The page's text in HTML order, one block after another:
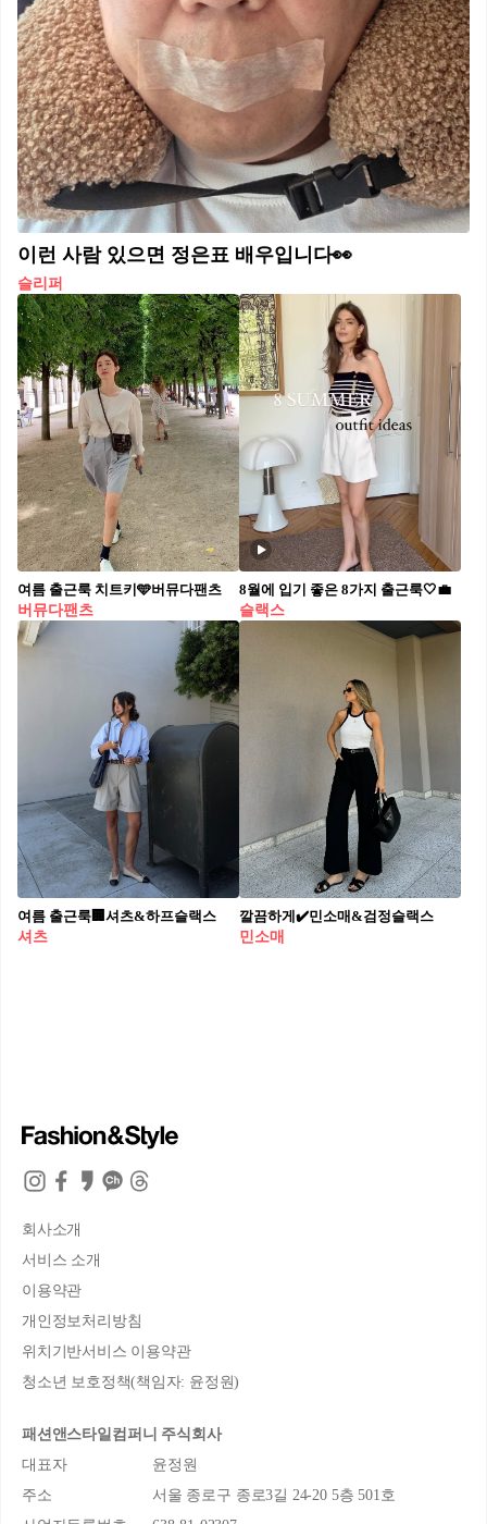
이런 사람 있으면 정은표 배우입니다👀
슬리퍼
여름 출근룩 치트키🩵버뮤다팬츠
버뮤다팬츠
8월에 입기 좋은 8가지 출근룩🤍💼
슬랙스
여름 출근룩🏢셔츠&하프슬랙스
셔츠
깔끔하게✔️민소매&검정슬랙스
민소매
회사소개
서비스 소개
이용약관
개인정보처리방침
위치기반서비스 이용약관
청소년 보호정책(책임자: 윤정원)
패션앤스타일컴퍼니 주식회사
대표자
윤정원
주소
서울 종로구 종로3길 24-20 5층 501호